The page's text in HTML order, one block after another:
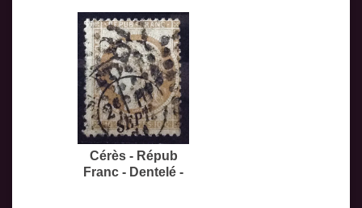
Cérès - Répub
Franc - Dentelé -